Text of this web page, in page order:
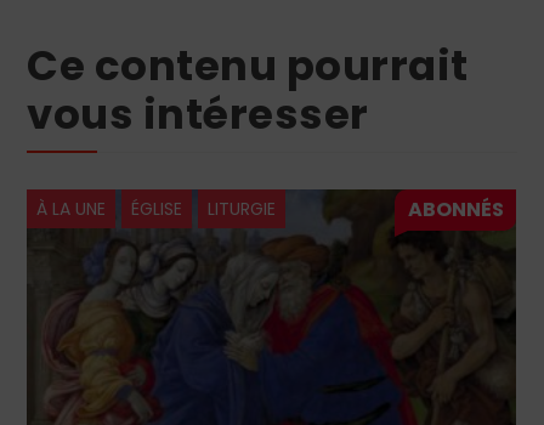
Ce contenu pourrait
vous intéresser
À LA UNE ÉGLISE LITURGIE